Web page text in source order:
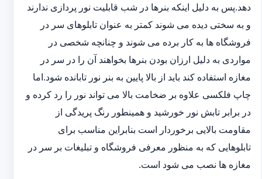
دهد.پس به دلیل اینکه بنرها در شب قابلیت نور پردازی ندارند
و به سختی دیده می شوند کمتر به عنوان تابلوهای سر در
فروشگاه ها به کار برده می شوند و چنانچه شخصی در
مواردی به دلیل ارزان بودن بنرها بخواهند آن را در سر در
مغازه استفاده کند باید از بالا پایین به بنر نور تابانده شود.اما
چاپ فلکسی علاوه بر ضخامت بالا می تواند نور را رد کرده و
در برابر تابش نور خورشید و همینطور رنگ پریدگی از
مقاومت بالایی برخوردار است بنابراین مناسب برای
تابلوهایی که به منظور معرفی فروشگاه و تبلیغات بر سر در
مغازه ها نصب می شود است.